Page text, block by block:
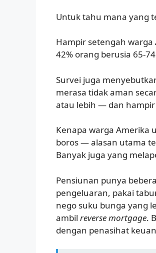
Untuk tahu mana yang
Hampir setengah
42% orang berusia 65-
Survei juga
merasa tidak aman
atau lebih — dan
Kenapa warga Amerika
boros — alasan utama
Banyak juga yang
Pensiunan punya
pengeluaran, pakai
nego suku bunga yang
ambil reverse mortgage.
dengan penasihat